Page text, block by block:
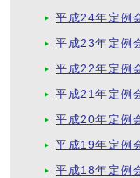
平成24年定例
平成23年定例
平成22年定例
平成21年定例
平成20年定例
平成19年定例
平成18年定例